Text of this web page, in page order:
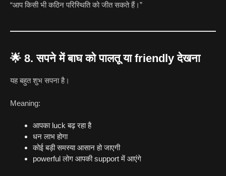
“आप किसी भी कठिन परिस्थिति को जीत सकते हैं।”
🌟 8. सपने में बाघ को पालतू या friendly देखना
यह बहुत शुभ सपना है।
Meaning:
आपका luck बढ़ रहा है
धन लाभ होगा
कोई बड़ी समस्या आसान हो जाएगी
powerful लोग आपकी support में आएंगे